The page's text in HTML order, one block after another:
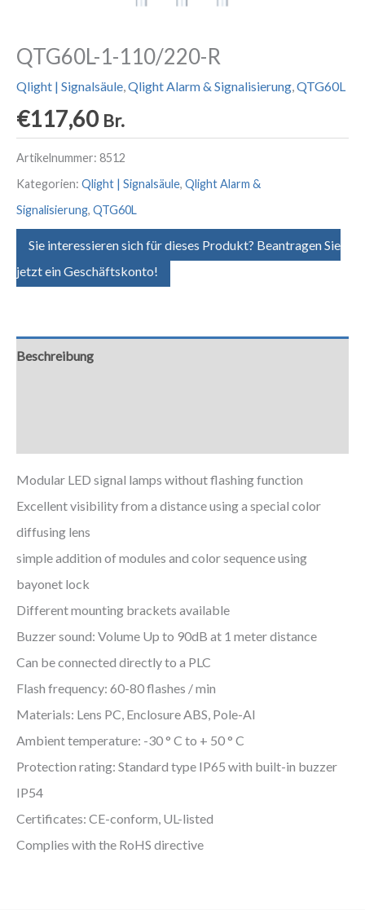
QTG60L-1-110/220-R
Qlight | Signalsäule,Qlight Alarm & Signalisierung,QTG60L
€117,60 Br.
Artikelnummer: 8512
Kategorien: Qlight | Signalsäule, Qlight Alarm &
Signalisierung, QTG60L
Sie interessieren sich für dieses Produkt? Beantragen Sie
jetzt ein Geschäftskonto!
Beschreibung
Modular LED signal lamps without flashing function
Excellent visibility from a distance using a special color
diffusing lens
simple addition of modules and color sequence using
bayonet lock
Different mounting brackets available
Buzzer sound: Volume Up to 90dB at 1 meter distance
Can be connected directly to a PLC
Flash frequency: 60-80 flashes / min
Materials: Lens PC, Enclosure ABS, Pole-Al
Ambient temperature: -30 ° C to + 50 ° C
Protection rating: Standard type IP65 with built-in buzzer
IP54
Certificates: CE-conform, UL-listed
Complies with the RoHS directive